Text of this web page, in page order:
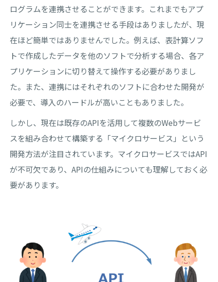
ログラムを連携させることができます。これまでもアプ
リケーション同士を連携させる手段はありましたが、現
在ほど簡単ではありませんでした。例えば、表計算ソフ
トで作成したデータを他のソフトで分析する場合、各ア
プリケーションに切り替えて操作する必要がありまし
た。また、連携にはそれぞれのソフトに合わせた開発が
必要で、導入のハードルが高いこともありました。
しかし、現在は既存のAPIを活用して複数のWebサービ
スを組み合わせて構築する「マイクロサービス」という
開発方法が注目されています。マイクロサービスではAPI
が不可欠であり、APIの仕組みについても理解しておく必
要があります。